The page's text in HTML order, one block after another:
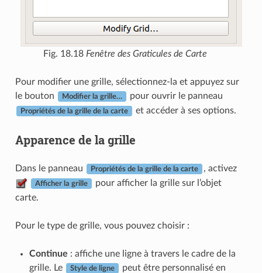
Fig. 18.18 Fenêtre des Graticules de Carte
Pour modifier une grille, sélectionnez-la et appuyez sur
le bouton
Modifier la grille… pour ouvrir le panneau
Propriétés de la grille de la carte et accéder à ses options.
Apparence de la grille
Dans le panneau Propriétés de la grille de la carte , activez
Afficher la grille
pour afficher la grille sur l’objet
carte.
Pour le type de grille, vous pouvez choisir :
Continue : affiche une ligne à travers le cadre de la
grille. Le
Style de ligne
peut être personnalisé en